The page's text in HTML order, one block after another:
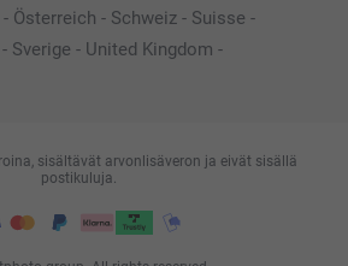
- Österreich - Schweiz - Suisse -
- Sverige - United Kingdom -
sisältävät arvonlisäveron ja eivät sisällä
postikuluja.